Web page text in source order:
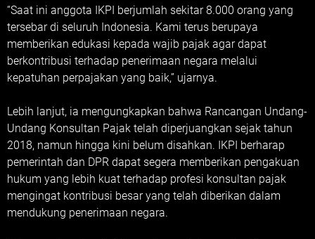
“Saat ini anggota IKPI berjumlah sekitar 8.000 orang yang
tersebar di seluruh Indonesia. Kami terus berupaya
memberikan edukasi kepada wajib pajak agar dapat
berkontribusi terhadap penerimaan negara melalui
kepatuhan perpajakan yang baik,” ujarnya.
Lebih lanjut, ia mengungkapkan bahwa Rancangan Undang-
Undang Konsultan Pajak telah diperjuangkan sejak tahun
2018, namun hingga kini belum disahkan. IKPI berharap
pemerintah dan DPR dapat segera memberikan pengakuan
hukum yang lebih kuat terhadap profesi konsultan pajak
mengingat kontribusi besar yang telah diberikan dalam
mendukung penerimaan negara.